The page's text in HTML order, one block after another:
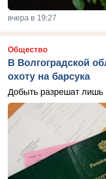
вчера в 19:27
Общество
В Волгоградской
охоту на барсука
Добыть разрешат лишь